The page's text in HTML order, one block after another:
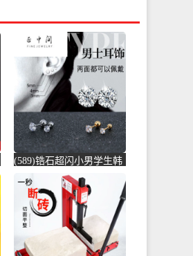
(589)锆石超闪小男学生韩
版耳骨钉钛钢养耳棒防过
敏圆珠女儿-圆棒钢(正中
间旗舰店仅售5.6元)